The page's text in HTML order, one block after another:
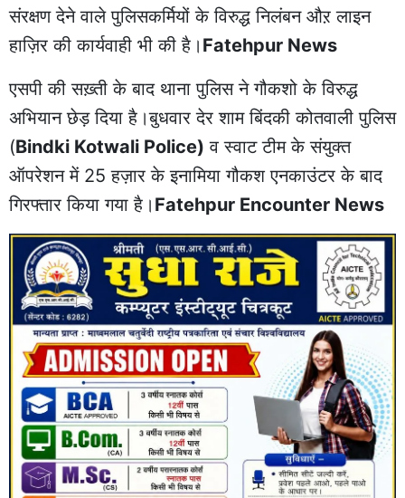
संरक्षण देने वाले पुलिसकर्मियों के विरुद्ध निलंबन औऱ लाइन
हाज़िर की कार्यवाही भी की है। Fatehpur News
एसपी की सख़्ती के बाद थाना पुलिस ने गौकशो के विरुद्ध
अभियान छेड़ दिया है।बुधवार देर शाम बिंदकी कोतवाली पुलिस
(Bindki Kotwali Police) व स्वाट टीम के संयुक्त
ऑपरेशन में 25 हज़ार के इनामिया गौकश एनकाउंटर के बाद
गिरफ्तार किया गया है। Fatehpur Encounter News